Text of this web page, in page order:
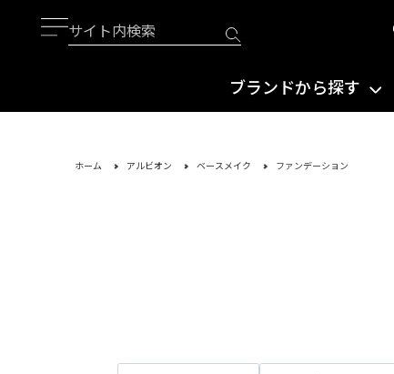
ブランドから探す
ホーム アルビオン ベースメイク ファンデーション